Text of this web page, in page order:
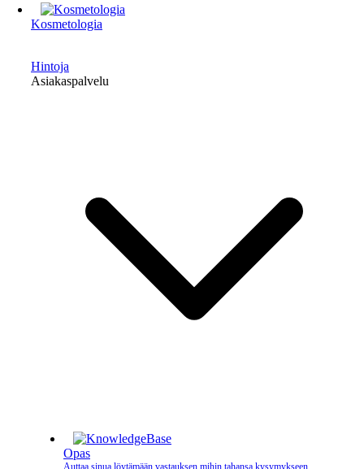
Kosmetologia
Hintoja
Asiakaspalvelu
Opas
Auttaa sinua löytämään vastauksen mihin tahansa kysymykseen